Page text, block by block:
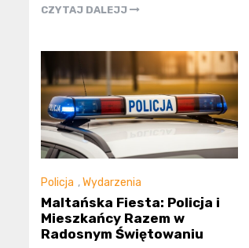
CZYTAJ DALEJJ
Policja ,Wydarzenia
Maltańska Fiesta: Policja i
Mieszkańcy Razem w
Radosnym Świętowaniu